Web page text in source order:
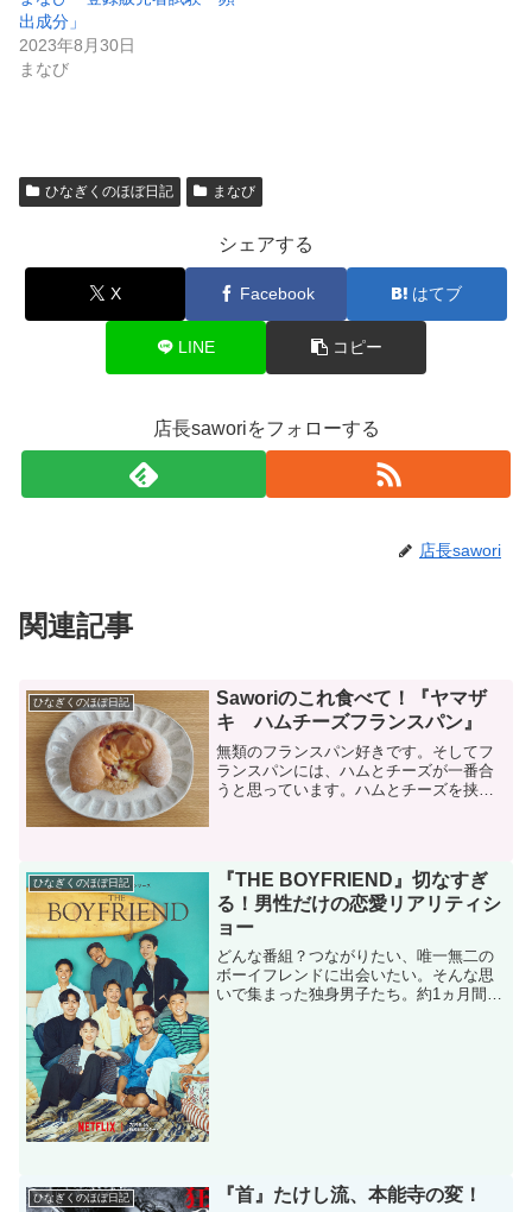
出成分」
2023年8月30日
まなび
ひなぎくのほぼ日記 まなび
シェアする
X Facebook はてブ
LINE コピー
店長saworiをフォローする
店長sawori
関連記事
ひなぎくのほぼ日記
Saworiのこれ食べて！『ヤマザ
キ ハムチーズフランスパン』
無類のフランスパン好きです。そしてフ
ランスパンには、ハムとチーズが一番合
うと思っています。ハムとチーズを挟ん
ひなぎくのほぼ日記
『THE BOYFRIEND』切なすぎ
る！男性だけの恋愛リアリティシ
ョー
どんな番組？つながりたい、唯一無二の
ボーイフレンドに出会いたい。そんな思
いで集まった独身男子たち。約1ヵ月間、
ひなぎくのほぼ日記 『首』たけし流、本能寺の変！